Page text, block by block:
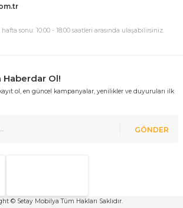
hafta sonu: 10:00 - 18:00 saatleri arasında ulaşabilirsiniz.
Ol!
ol, en güncel kampanyalar, yenilikler ve duyuruları ilk
GÖNDER
© Setay Mobilya Tüm Hakları Saklıdır.